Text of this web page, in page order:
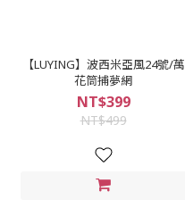
【LUYING】波西米亞風24號/萬
花筒捕夢網
NT$399
NT$499